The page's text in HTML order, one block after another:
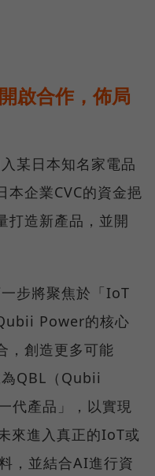
啟合作，佈局
某日本知名家電品
本企業CVC的資金挹
打造新產品，並開
步將聚焦於「IoT
Power的核心
，創造更多可能
QBL（Qubii
代產品」，以實現
來進入真正的IoT或
，並結合AI進行資